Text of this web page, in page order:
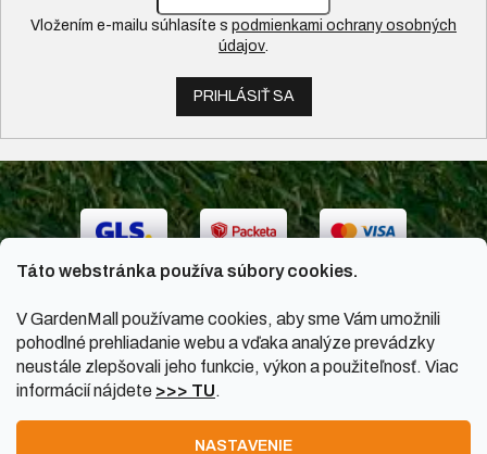
Táto webstránka používa súbory cookies.
V GardenMall používame cookies, aby sme Vám umožnili
pohodlné prehliadanie webu a vďaka analýze prevádzky
neustále zlepšovali jeho funkcie, výkon a použiteľnosť. Viac
informácií nájdete >>> TU.
NASTAVENIE
Vložením e-mailu súhlasíte s podmienkami ochrany osobných
údajov.
PRIHLÁSIŤ SA